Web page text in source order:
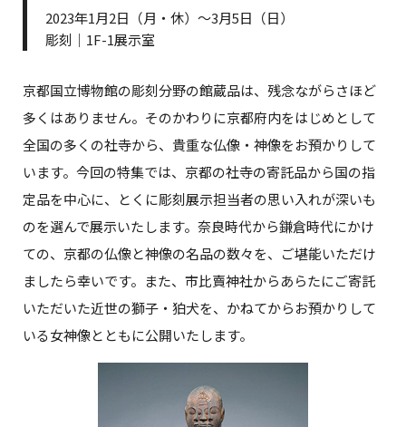
2023年1月2日（月・休）～3月5日（日）
彫刻｜1F-1展示室
京都国立博物館の彫刻分野の館蔵品は、残念ながらさほど
多くはありません。そのかわりに京都府内をはじめとして
全国の多くの社寺から、貴重な仏像・神像をお預かりして
います。今回の特集では、京都の社寺の寄託品から国の指
定品を中心に、とくに彫刻展示担当者の思い入れが深いも
のを選んで展示いたします。奈良時代から鎌倉時代にかけ
ての、京都の仏像と神像の名品の数々を、ご堪能いただけ
ましたら幸いです。また、市比賣神社からあらたにご寄託
いただいた近世の獅子・狛犬を、かねてからお預かりして
いる女神像とともに公開いたします。